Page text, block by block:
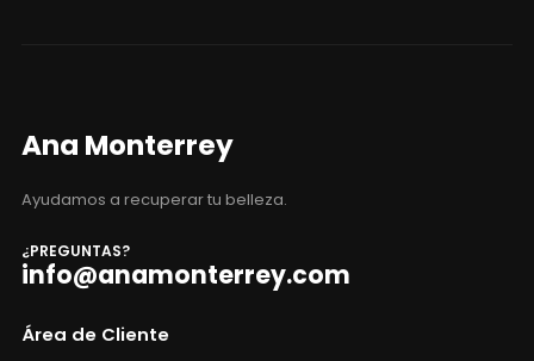
Ana Monterrey
Ayudamos a recuperar tu belleza.
¿PREGUNTAS?
info@anamonterrey.com
Área de Cliente